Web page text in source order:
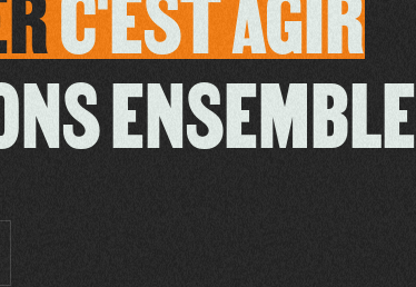
ENSEMBLE